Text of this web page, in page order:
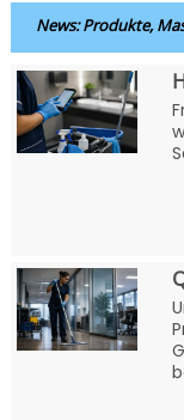
News: Produkte,